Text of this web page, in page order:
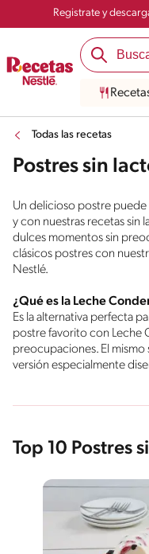
Registrate y
Todas las recetas
Postres sin
Un delicioso postre puede
y con nuestras recetas sin
dulces momentos sin
clásicos postres con
Nestlé.
¿Qué es la Leche
Es la alternativa perfecta
postre favorito con Leche
preocupaciones. El
versión especialmente
Top 10 Postres